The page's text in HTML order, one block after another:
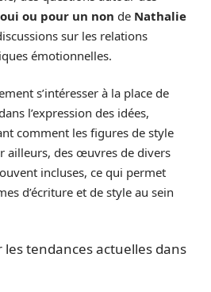
ou pour un non de Nathalie
sur les relations
émotionnelles.
s’intéresser à la place de
l’expression des idées,
comment les figures de style
ailleurs, des œuvres de divers
incluses, ce qui permet
d’écriture et de style au sein
les tendances actuelles dans